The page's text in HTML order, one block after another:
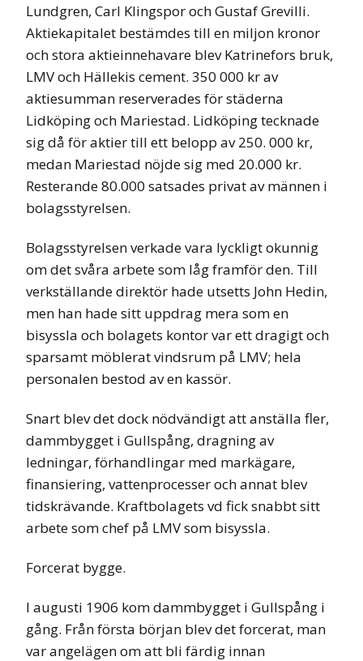
Lundgren, Carl Klingspor och Gustaf Grevilli.
Aktiekapitalet bestämdes till en miljon kronor
och stora aktieinnehavare blev Katrinefors bruk,
LMV och Hällekis cement. 350 000 kr av
aktiesumman reserverades för städerna
Lidköping och Mariestad. Lidköping tecknade
sig då för aktier till ett belopp av 250. 000 kr,
medan Mariestad nöjde sig med 20.000 kr.
Resterande 80.000 satsades privat av männen i
bolagsstyrelsen.
Bolagsstyrelsen verkade vara lyckligt okunnig
om det svåra arbete som låg framför den. Till
verkställande direktör hade utsetts John Hedin,
men han hade sitt uppdrag mera som en
bisyssla och bolagets kontor var ett dragigt och
sparsamt möblerat vindsrum på LMV; hela
personalen bestod av en kassör.
Snart blev det dock nödvändigt att anställa fler,
dammbygget i Gullspång, dragning av
ledningar, förhandlingar med markägare,
finansiering, vattenprocesser och annat blev
tidskrävande. Kraftbolagets vd fick snabbt sitt
arbete som chef på LMV som bisyssla.
Forcerat bygge.
I augusti 1906 kom dammbygget i Gullspång i
gång. Från första början blev det forcerat, man
var angelägen om att bli färdig innan